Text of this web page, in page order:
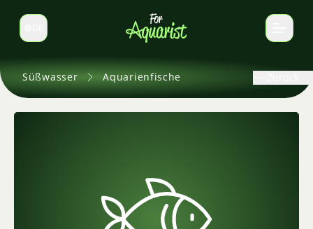
Sprache wechseln
Süßwasser Aquarienfische